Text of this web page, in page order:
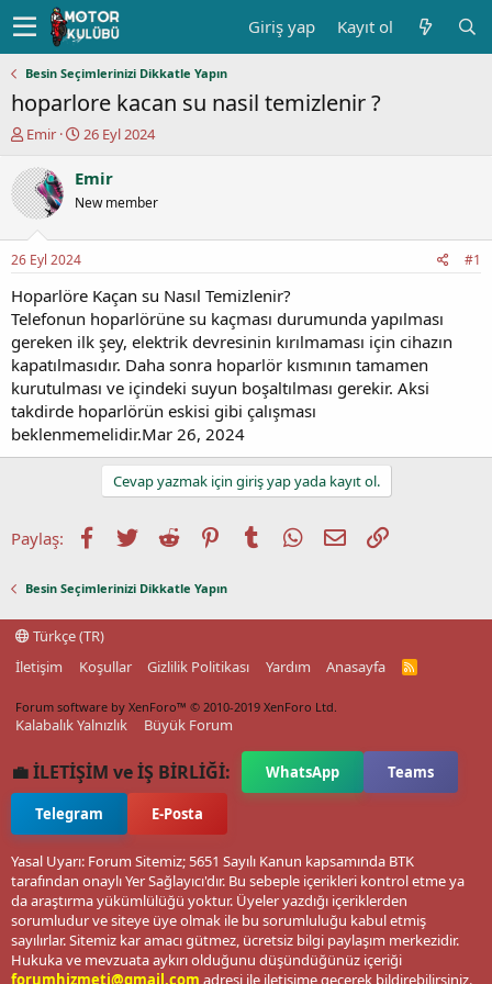
Giriş yap Kayıt ol
Besin Seçimlerinizi Dikkatle Yapın
hoparlore kacan su nasil temizlenir ?
K
n
u
y
b
a
ş
a
t
a
n
Emir
B
ş
a
ç
a
r
i
h
i
26 Eyl 2024
Emir
New member
26 Eyl 2024 #1
Hoparlöre Kaçan su Nasıl Temizlenir?
Telefonun hoparlörüne su kaçması durumunda yapılması
gereken ilk şey, elektrik devresinin kırılmaması için cihazın
kapatılmasıdır. Daha sonra hoparlör kısmının tamamen
kurutulması ve içindeki suyun boşaltılması gerekir. Aksi
takdirde hoparlörün eskisi gibi çalışması
beklenmemelidir.Mar 26, 2024
Cevap yazmak için giriş yap yada kayıt ol.
Paylaş: Facebook
TwitterReddit PinterestTumblrWhatsApp
E-postaLink
Besin Seçimlerinizi Dikkatle Yapın
Türkçe (TR)
İletişim
Koşullar Gizlilik Politikası Yardım Anasayfa
R
Forum software by XenForo™ © 2010-2019 XenForo Ltd.
Kalabalık Yalnızlık Büyük Forum
💼 İLETİŞİM ve İŞ BİRLİĞİ: WhatsApp Teams
Telegram E-Posta
Yasal Uyarı: Forum Sitemiz; 5651 Sayılı Kanun kapsamında BTK
tarafından onaylı Yer Sağlayıcı'dır. Bu sebeple içerikleri kontrol etme ya
da araştırma yükümlülüğü yoktur. Üyeler yazdığı içeriklerden
sorumludur ve siteye üye olmak ile bu sorumluluğu kabul etmiş
sayılırlar. Sitemiz kar amacı gütmez, ücretsiz bilgi paylaşım merkezidir.
Hukuka ve mevzuata aykırı olduğunu düşündüğünüz içeriği
forumhizmeti@gmail.com adresi ile iletişime geçerek bildirebilirsiniz.